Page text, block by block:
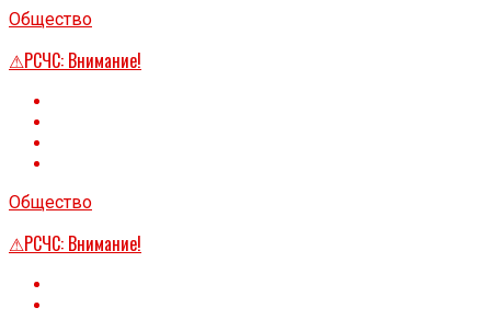
Общество
⚠РСЧС: Внимание!
Общество
⚠РСЧС: Внимание!